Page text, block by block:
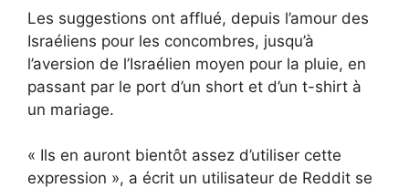
Les suggestions ont afflué, depuis l’amour des
Israéliens pour les concombres, jusqu’à
l’aversion de l’Israélien moyen pour la pluie, en
passant par le port d’un short et d’un t-shirt à
un mariage.
« Ils en auront bientôt assez d’utiliser cette
expression », a écrit un utilisateur de Reddit se